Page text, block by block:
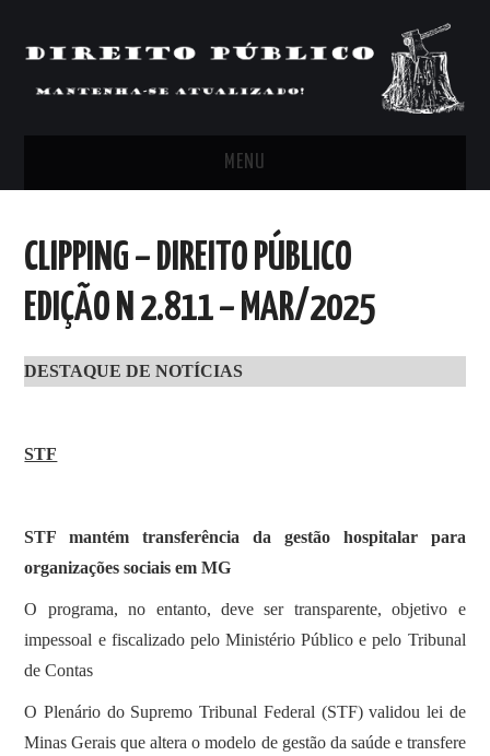
MENU
ARTIGOS, COMENTÁRIOS E PONTOS
DE VISTA
CLIPPING’S
CLIPPING – DIREITO PÚBLICO
EDIÇÃO N 2.811 – MAR/2025
DESTAQUE DE NOTÍCIAS
STF
STF mantém transferência da gestão hospitalar para
organizações sociais em MG
O programa, no entanto, deve ser transparente, objetivo e
impessoal e fiscalizado pelo Ministério Público e pelo Tribunal
de Contas
O Plenário do Supremo Tribunal Federal (STF) validou lei de
Minas Gerais que altera o modelo de gestão da saúde e transfere